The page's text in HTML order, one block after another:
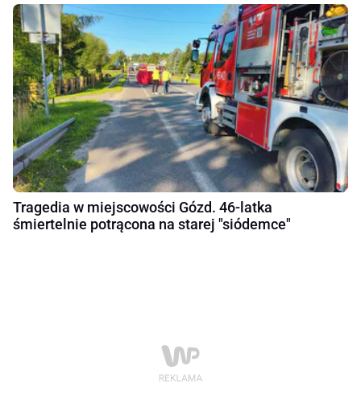
Tragedia w miejscowości Gózd. 46-latka
śmiertelnie potrącona na starej "siódemce"